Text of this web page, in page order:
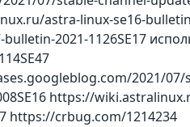
astra-linux-se16-
2021-1126SE17
2021/
https://
https://crbug.com/1214234